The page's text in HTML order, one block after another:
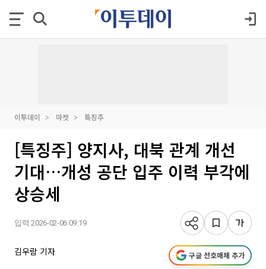
이투데이 마켓 특징주
[특징주] 양지사, 대북 관계 개선
기대…개성 공단 입주 이력 부각에
상승세
입력 2026-02-06 09:19
김우람 기자 구글 선호매체 추가